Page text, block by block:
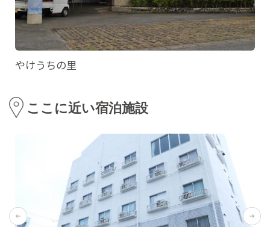
やけうちの里
ここに近い宿泊施設